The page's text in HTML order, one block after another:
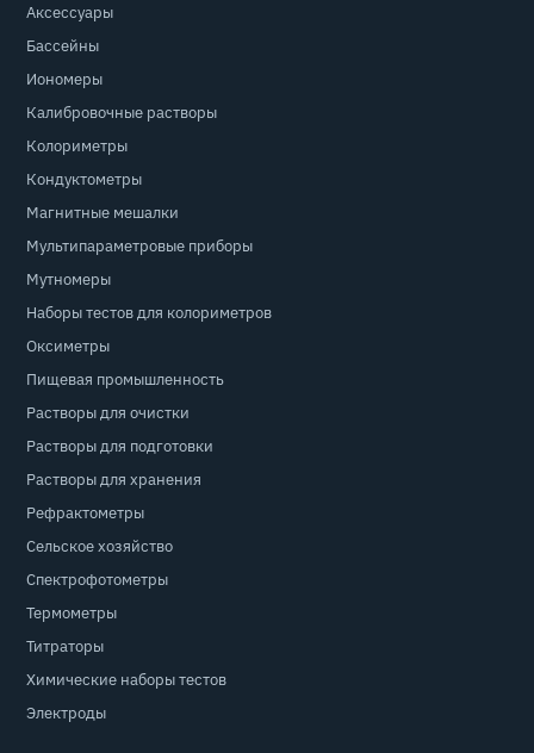
Аксессуары
Бассейны
Иономеры
Калибровочные растворы
Колориметры
Кондуктометры
Магнитные мешалки
Мультипараметровые приборы
Мутномеры
Наборы тестов для колориметров
Оксиметры
Пищевая промышленность
Растворы для очистки
Растворы для подготовки
Растворы для хранения
Рефрактометры
Сельское хозяйство
Спектрофотометры
Термометры
Титраторы
Химические наборы тестов
Электроды